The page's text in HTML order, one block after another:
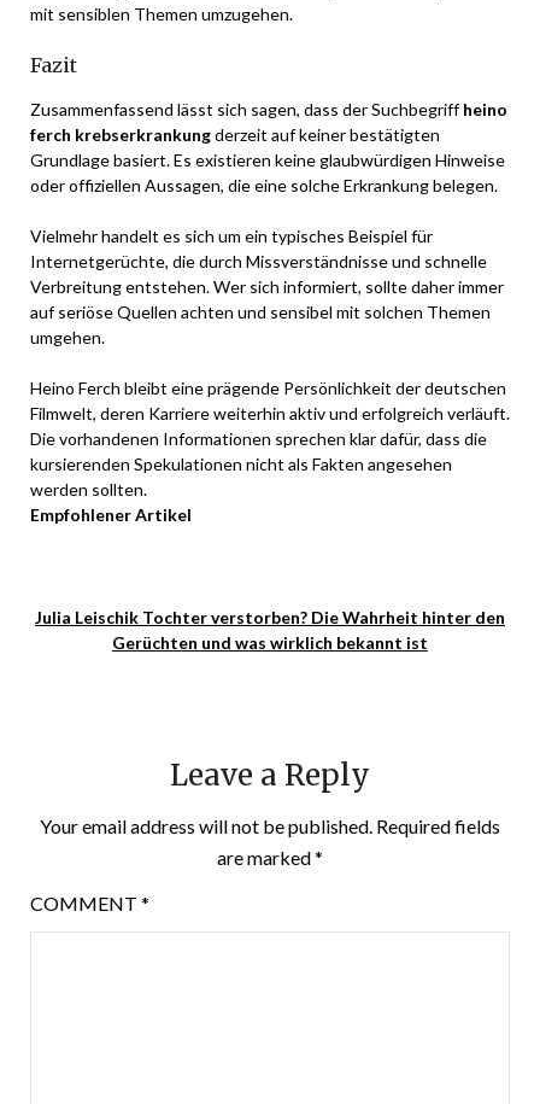
mit sensiblen Themen umzugehen.
Fazit
Zusammenfassend lässt sich sagen, dass der Suchbegriffheino
ferch krebserkrankungderzeit auf keiner bestätigten
Grundlage basiert. Es existieren keine glaubwürdigen Hinweise
oder offiziellen Aussagen, die eine solche Erkrankung belegen.
Vielmehr handelt es sich um ein typisches Beispiel für
Internetgerüchte, die durch Missverständnisse und schnelle
Verbreitung entstehen. Wer sich informiert, sollte daher immer
auf seriöse Quellen achten und sensibel mit solchen Themen
umgehen.
Heino Ferch bleibt eine prägende Persönlichkeit der deutschen
Filmwelt, deren Karriere weiterhin aktiv und erfolgreich verläuft.
Die vorhandenen Informationen sprechen klar dafür, dass die
kursierenden Spekulationen nicht als Fakten angesehen
werden sollten.
Empfohlener Artikel
Julia Leischik Tochter verstorben? Die Wahrheit hinter den
Gerüchten und was wirklich bekannt ist
Leave a Reply
Your email address will not be published. Required fields
are marked*
COMMENT *